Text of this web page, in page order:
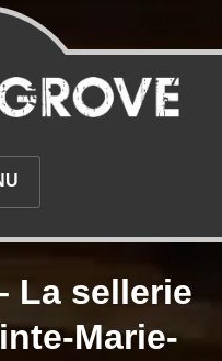
La sellerie
Marie-